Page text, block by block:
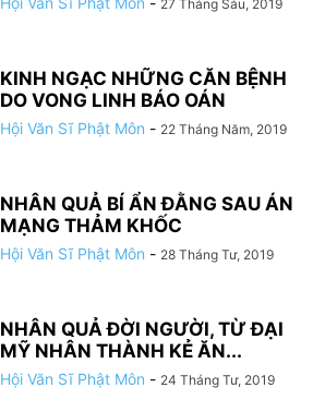
27 Tháng Sáu, 2019
KINH NGẠC NHỮNG CĂN BỆNH
DO VONG LINH BÁO OÁN
Hội Văn Sĩ Phật Môn - 22 Tháng Năm, 2019
NHÂN QUẢ BÍ ẨN ĐẰNG SAU ÁN
MẠNG THẢM KHỐC
Hội Văn Sĩ Phật Môn - 28 Tháng Tư, 2019
NHÂN QUẢ ĐỜI NGƯỜI, TỪ ĐẠI
MỸ NHÂN THÀNH KẺ ĂN...
Hội Văn Sĩ Phật Môn - 24 Tháng Tư, 2019